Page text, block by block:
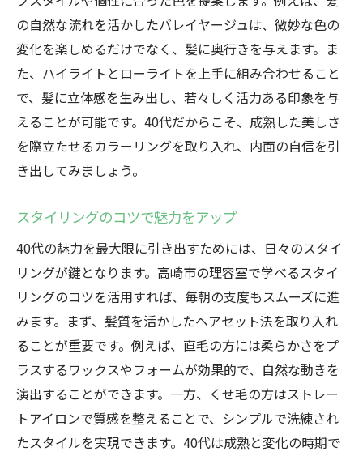
の自然な流れを活かしたバレイヤージュは、微妙な色の
変化を楽しめるだけでなく、髪に奥行きを与えます。ま
た、ハイライトとローライトを上手に組み合わせること
で、髪に立体感を生み出し、若々しく活力ある印象を与
えることが可能です。40代だからこそ、成熟した美しさ
を際立たせるカラーリングを取り入れ、内面の自信を引
き出してみましょう。
スタイリングのコツで魅力をアップ
40代の魅力を最大限に引き出すためには、日々のスタイ
リングが鍵となります。高崎市の理容室で学べるスタイ
リングのコツを活用すれば、毎朝の支度もスムーズに進
みます。まず、髪質を活かしたヘアセット法を取り入れ
ることが重要です。例えば、直毛の方には柔らかさをプ
ラスするワックスやフォームが効果的で、自然な動きを
演出することができます。一方、くせ毛の方はストレー
トアイロンで質感を整えることで、シンプルで洗練され
たスタイルを実現できます。40代は成熟と変化の時期で